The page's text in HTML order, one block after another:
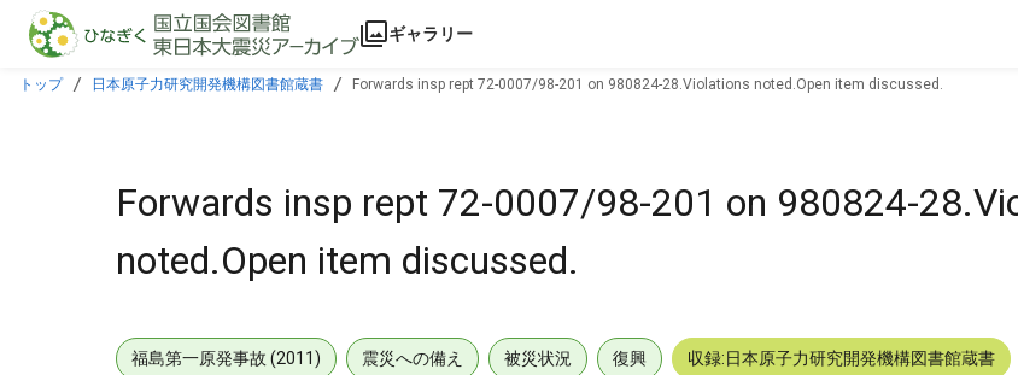
本文に飛ぶ
ギャラリー
トップ 日本原子力研究開発機構図書館蔵書 Forwards insp rept 72-0007/98-201 on 980824-28.Violations noted.Open item discussed.
Forwards insp rept 72-0007/98-201 on 980824-
noted.Open item discussed.
福島第一原発事故 (2011) 震災への備え 被災状況 復興 収録:日本原子力研究開発機構図書館蔵書